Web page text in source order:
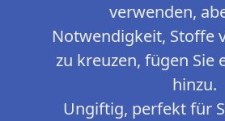
verwenden,
Notwendigkeit, Stoffe
zu kreuzen, fügen Sie
hinzu.
Ungiftig, perfekt für